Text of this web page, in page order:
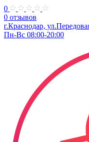
0
0 отзывов
г.Краснодар,
Пн-Вс 08:00-20:00